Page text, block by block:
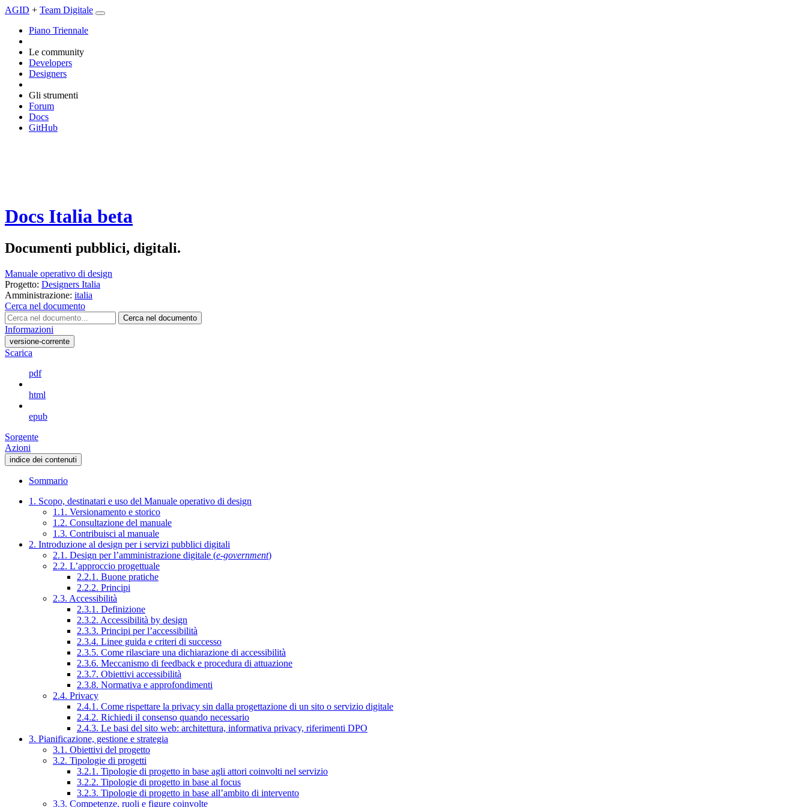
AGID + Team Digitale
Piano Triennale
Le community
Developers
Designers
Gli strumenti
Forum
Docs
GitHub
Docs Italia beta
Documenti pubblici, digitali.
Manuale operativo di design
Progetto: Designers Italia
Amministrazione: italia
Cerca nel documento
Cerca nel documento
Informazioni
versione-corrente
Scarica
pdf
html
epub
Sorgente
Azioni
indice dei contenuti
Sommario
1. Scopo, destinatari e uso del Manuale operativo di design
1.1. Versionamento e storico
1.2. Consultazione del manuale
1.3. Contribuisci al manuale
2. Introduzione al design per i servizi pubblici digitali
2.1. Design per l’amministrazione digitale (e-government)
2.2. L’approccio progettuale
2.2.1. Buone pratiche
2.2.2. Principi
2.3. Accessibilità
2.3.1. Definizione
2.3.2. Accessibilità by design
2.3.3. Principi per l’accessibilità
2.3.4. Linee guida e criteri di successo
2.3.5. Come rilasciare una dichiarazione di accessibilità
2.3.6. Meccanismo di feedback e procedura di attuazione
2.3.7. Obiettivi accessibilità
2.3.8. Normativa e approfondimenti
2.4. Privacy
2.4.1. Come rispettare la privacy sin dalla progettazione di un sito o servizio digitale
2.4.2. Richiedi il consenso quando necessario
2.4.3. Le basi del sito web: architettura, informativa privacy, riferimenti DPO
3. Pianificazione, gestione e strategia
3.1. Obiettivi del progetto
3.2. Tipologie di progetti
3.2.1. Tipologie di progetto in base agli attori coinvolti nel servizio
3.2.2. Tipologie di progetto in base al focus
3.2.3. Tipologie di progetto in base all’ambito di intervento
3.3. Competenze, ruoli e figure coinvolte